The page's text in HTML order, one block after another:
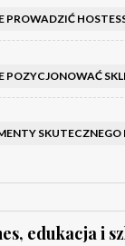
edukacja i